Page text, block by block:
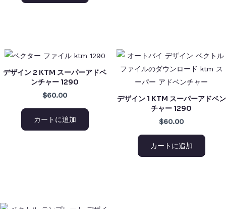
デザイン 2 KTM スーパーアドベ
ンチャー 1290
$60.00
カートに追加
デザイン 1 KTM スーパーアドベン
チャー 1290
$60.00
カートに追加